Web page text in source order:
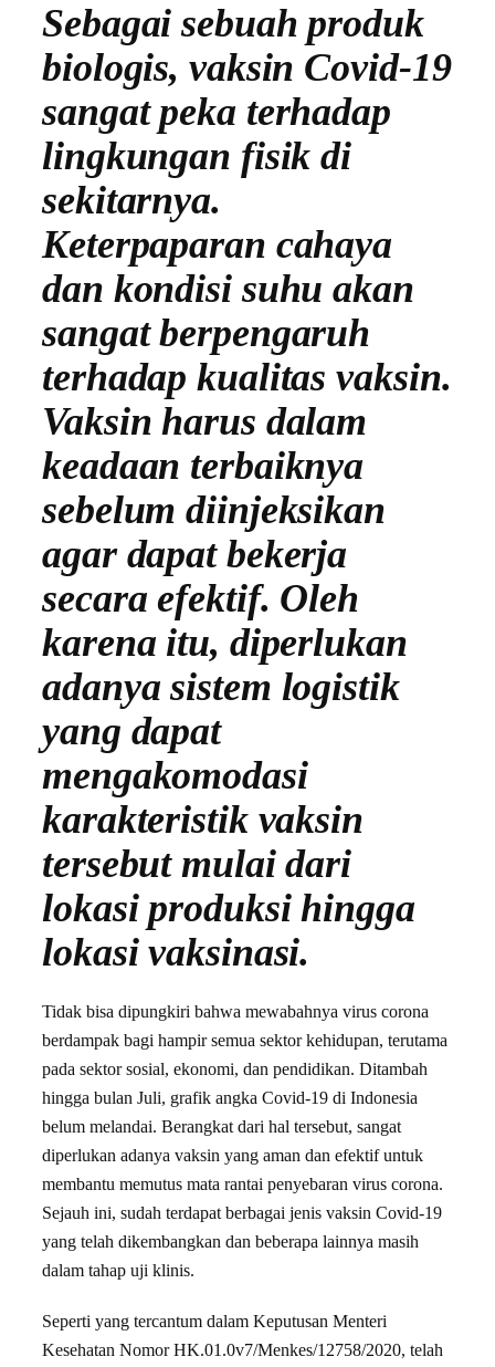
Sebagai sebuah produk
biologis, vaksin Covid-19
sangat peka terhadap
lingkungan fisik di
sekitarnya.
Keterpaparan cahaya
dan kondisi suhu akan
sangat berpengaruh
terhadap kualitas vaksin.
Vaksin harus dalam
keadaan terbaiknya
sebelum diinjeksikan
agar dapat bekerja
secara efektif. Oleh
karena itu, diperlukan
adanya sistem logistik
yang dapat
mengakomodasi
karakteristik vaksin
tersebut mulai dari
lokasi produksi hingga
lokasi vaksinasi.
Tidak bisa dipungkiri bahwa mewabahnya virus corona
berdampak bagi hampir semua sektor kehidupan, terutama
pada sektor sosial, ekonomi, dan pendidikan. Ditambah
hingga bulan Juli, grafik angka Covid-19 di Indonesia
belum melandai. Berangkat dari hal tersebut, sangat
diperlukan adanya vaksin yang aman dan efektif untuk
membantu memutus mata rantai penyebaran virus corona.
Sejauh ini, sudah terdapat berbagai jenis vaksin Covid-19
yang telah dikembangkan dan beberapa lainnya masih
dalam tahap uji klinis.
Seperti yang tercantum dalam Keputusan Menteri
Kesehatan Nomor HK.01.0v7/Menkes/12758/2020, telah